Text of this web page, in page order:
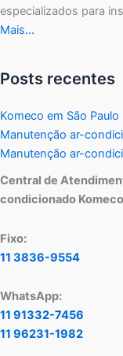
especializados para
Mais…
Posts recentes
Komeco em São Paulo
Manutenção ar-
Manutenção ar-
Central de
condicionado
Fixo:
11 3836-9554
WhatsApp:
11 91332-7456
11 96231-1982